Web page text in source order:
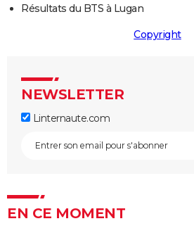
Résultats du BTS à Lugan
Copyright
NEWSLETTER
Linternaute.com
EN CE MOMENT